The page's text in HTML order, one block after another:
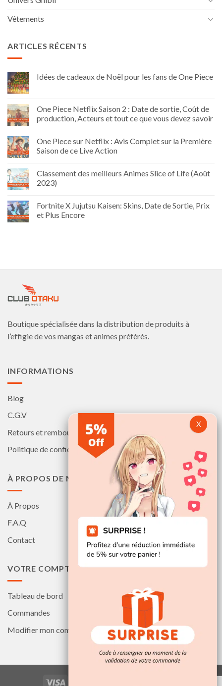
Vêtements
ARTICLES RÉCENTS
Idées de cadeaux de Noël pour les fans de One Piece
One Piece Netflix Saison 2 : Date de sortie, Coût de
production, Acteurs et tout ce que vous devez savoir
One Piece sur Netflix : Avis Complet sur la Première
Saison de ce Live Action
Classement des meilleurs Animes Slice of Life (Août
2023)
Fortnite X Jujutsu Kaisen: Skins, Date de Sortie, Prix
et Plus Encore
Boutique spécialisée dans la distribution de produits à
l’effigie de vos mangas et animes préférés.
INFORMATIONS
Blog
C.G.V
Retours et remboursements
Politique de confidentialité
À PROPOS DE NOUS
À Propos
F.A.Q
Contact
VOTRE COMPTE
Tableau de bord
Commandes
Modifier mon compte